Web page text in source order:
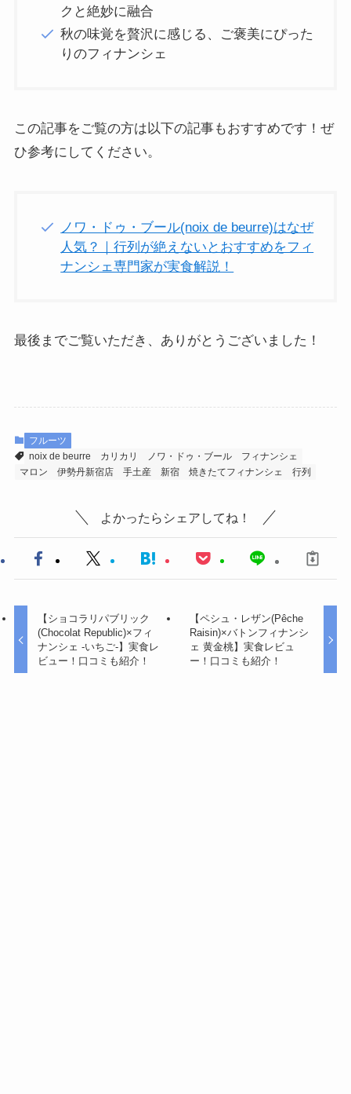
クと絶妙に融合
秋の味覚を贅沢に感じる、ご褒美にぴった
りのフィナンシェ
この記事をご覧の方は以下の記事もおすすめです！ぜ
ひ参考にしてください。
ノワ・ドゥ・ブール(noix de beurre)はなぜ
人気？｜行列が絶えないとおすすめをフィ
ナンシェ専門家が実食解説！
最後までご覧いただき、ありがとうございました！
フルーツ
noix de beurre
カリカリ ノワ・ドゥ・ブール
フィナンシェ
マロン
伊勢丹新宿店 手土産 新宿 焼きたてフィナンシェ 行列
よかったらシェアしてね！
【ショコラリパブリック
(Chocolat Republic)×フィ
ナンシェ -いちご-】実食レ
ビュー！口コミも紹介！
【ペシュ・レザン(Pêche
Raisin)×バトンフィナンシ
ェ 黄金桃】実食レビュ
ー！口コミも紹介！